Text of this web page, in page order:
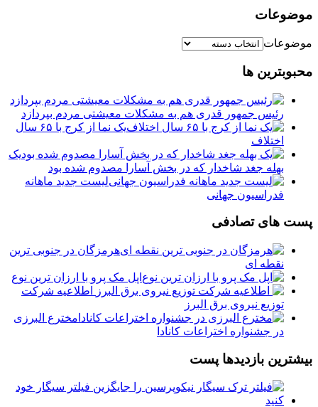
موضوعات
موضوعات
محبوبترین ها
رئیس جمهور قدری هم به مشکلات معیشتی مردم بپردازد
یک نما از کرج با ۶۵ سال
اختلاف
یک
بهله جغد شاخدار که در بخش آسارا مصدوم شده بود
لیست جدید ماهانه
فدراسیون جهانی
پست های تصادفی
هرمزگان در جنوبی ترین
نقطه ای
️اپل مک پرو با ارزان ترین نوع
️ اطلاعیه شرکت
توزیع نیروی برق البرز
مخترع البرزی
در جشنواره اختراعات کانادا
بیشترین بازدیدها پست